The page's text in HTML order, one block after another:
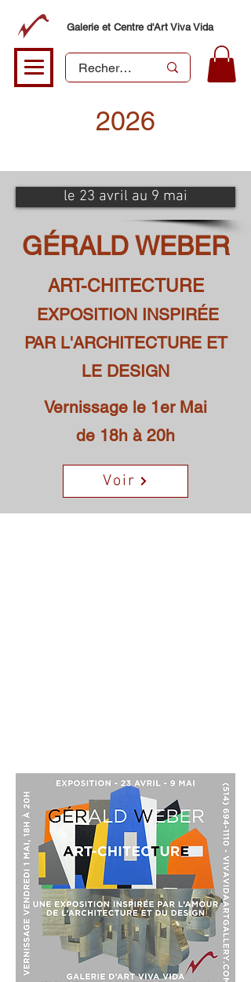
Galerie et Centre d'Art Viva Vida
2026
le 23 avril au 9 mai
GÉRALD WEBER
ART-CHITECTURE
EXPOSITION INSPIRÉE
PAR L'ARCHITECTURE ET
LE DESIGN
Vernissage le 1er Mai
de 18h à 20h
Voir